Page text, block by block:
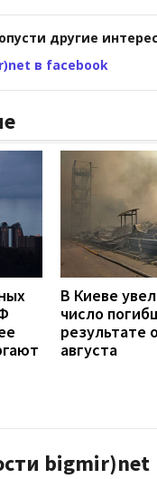
другие
в facebook
В Киеве
число
результате
августа
bigmir)net